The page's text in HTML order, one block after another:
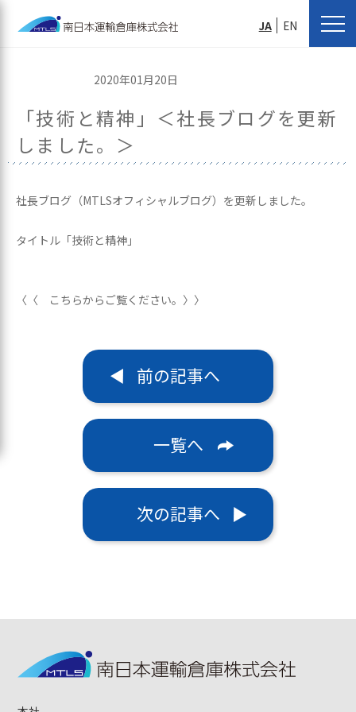
JA EN
2020年01月20日
「技術と精神」＜社長ブログを更新
しました。＞
社長ブログ（MTLSオフィシャルブログ）を更新しました。
タイトル「技術と精神」
〈〈 こちらからご覧ください。〉〉
前の記事へ
一覧へ
次の記事へ